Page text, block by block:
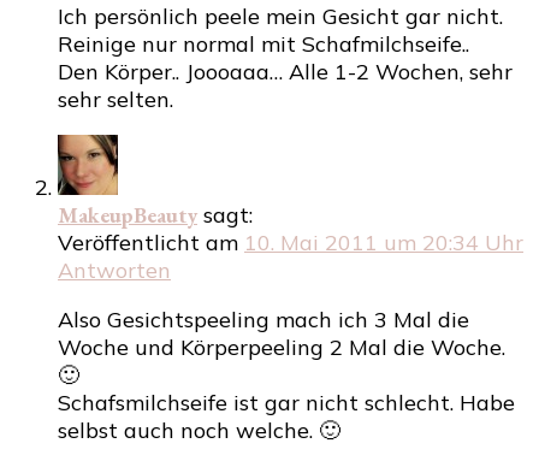
Ich persönlich peele mein Gesicht gar nicht.
Reinige nur normal mit Schafmilchseife..
Den Körper.. Joooaaa… Alle 1-2 Wochen, sehr
sehr selten.
MakeupBeauty sagt:
Veröffentlicht am 10. Mai 2011 um 20:34 Uhr
Antworten
Also Gesichtspeeling mach ich 3 Mal die
Woche und Körperpeeling 2 Mal die Woche.
🙂
Schafsmilchseife ist gar nicht schlecht. Habe
selbst auch noch welche. 🙂